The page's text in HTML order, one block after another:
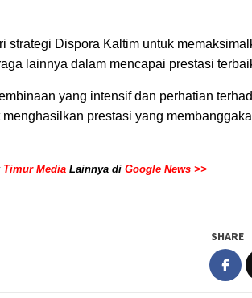
strategi Dispora Kaltim untuk
lainnya dalam mencapai prestasi
yang intensif dan perhatian
prestasi yang
Timur Media Lainnya di Google News >>
SHARE